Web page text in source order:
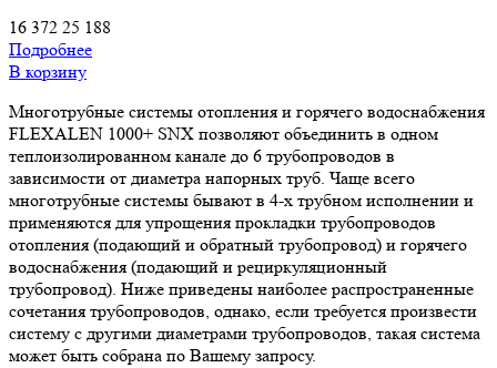
16 372 25 188
Подробнее
В корзину
Многотрубные системы отопления и горячего водоснабжения
FLEXALEN 1000+ SNX позволяют объединить в одном
теплоизолированном канале до 6 трубопроводов в
зависимости от диаметра напорных труб. Чаще всего
многотрубные системы бывают в 4-х трубном исполнении и
применяются для упрощения прокладки трубопроводов
отопления (подающий и обратный трубопровод) и горячего
водоснабжения (подающий и рециркуляционный
трубопровод). Ниже приведены наиболее распространенные
сочетания трубопроводов, однако, если требуется произвести
систему с другими диаметрами трубопроводов, такая система
может быть собрана по Вашему запросу.